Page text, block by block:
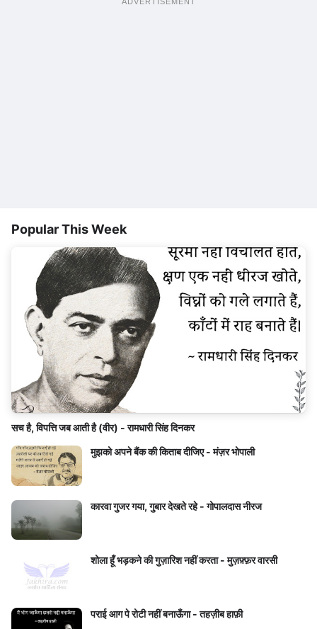
ADVERTISEMENT
Popular This Week
सच है, विपत्ति जब आती है (वीर) - रामधारी सिंह दिनकर
मुझको अपने बैंक की किताब दीजिए - मंज़र भोपाली
कारवा गुजर गया, गुबार देखते रहे - गोपालदास नीरज
शोला हूँ भड़कने की गुज़ारिश नहीं करता - मुज़फ़्फ़र वारसी
पराई आग पे रोटी नहीं बनाऊँगा - तहज़ीब हाफ़ी